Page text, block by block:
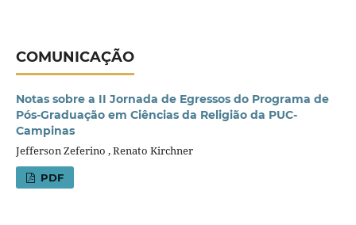
COMUNICAÇÃO
Notas sobre a II Jornada de Egressos do Programa de
Pós-Graduação em Ciências da Religião da PUC-
Campinas
Jefferson Zeferino , Renato Kirchner
PDF